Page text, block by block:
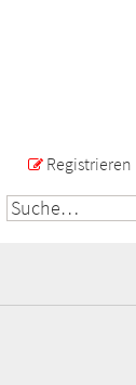
Registrieren